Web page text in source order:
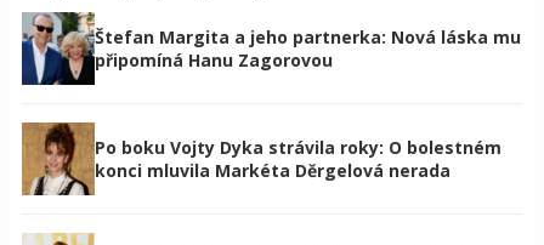
Štefan Margita a jeho partnerka: Nová láska mu
připomíná Hanu Zagorovou
Po boku Vojty Dyka strávila roky: O bolestném
konci mluvila Markéta Děrgelová nerada